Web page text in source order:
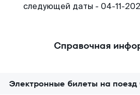
следующей даты - 04-11-
Справочная
Электронные билеты на поезд